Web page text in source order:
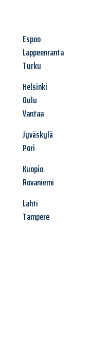
Espoo
Lappeenranta
Turku
Helsinki
Oulu
Vantaa
Jyväskylä
Pori
Kuopio
Rovaniemi
Lahti
Tampere